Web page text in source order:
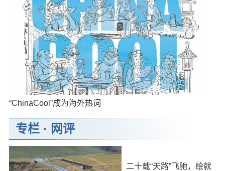
“ChinaCool”成为海外热词
专栏· 网评
二十载“天路”飞驰，绘就